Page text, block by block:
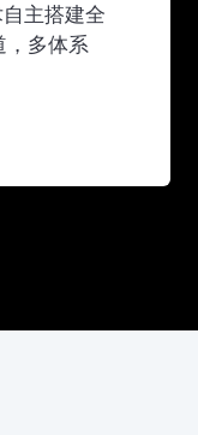
主搭建全
，多体系